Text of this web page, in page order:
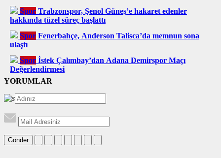
Spor Trabzonspor, Şenol Güneş’e hakaret edenler
hakkında tüzel süreç başlattı
Spor Fenerbahçe, Anderson Talisca’da memnun sona
ulaştı
Spor İstek Çalımbay’dan Adana Demirspor Maçı
Değerlendirmesi
YORUMLAR
Gönder